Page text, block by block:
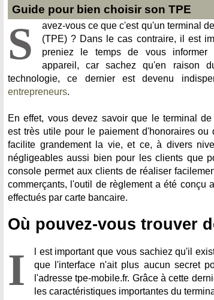
Guide pour bien choisir son TPE
S
avez-vous ce que c'est qu'un terminal
(TPE) ? Dans le cas contraire, il est
preniez le temps de vous informer
appareil, car sachez qu'en raison
technologie, ce dernier est devenu
entrepreneurs.
En effet, vous devez savoir que le terminal
est très utile pour le paiement d'honoraires ou
facilite grandement la vie, et ce, à divers
négligeables aussi bien pour les clients que
console permet aux clients de réaliser
commerçants, l'outil de règlement a été conçu
effectués par carte bancaire.
Où pouvez-vous trouver
I
l est important que vous sachiez qu'il
que l'interface n'ait plus aucun secret
l'adresse tpe-mobile.fr. Grâce à cette
les caractéristiques importantes du